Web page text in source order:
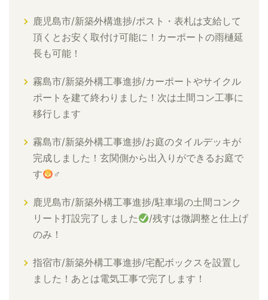
鹿児島市/新築外構進捗/ポスト・表札は支給して
頂くとお安く取付け可能に！カーポートの雨樋延
長も可能！
霧島市/新築外構工事進捗/カーポートやサイクル
ポートを建て終わりました！次は土間コン工事に
移行します
霧島市/新築外構工事進捗/お庭のタイルデッキが
完成しました！玄関側から出入りができるお庭で
す
‍♂
鹿児島市/新築外構工事進捗/駐車場の土間コンク
リート打設完了しました
/残すは微調整と仕上げ
のみ！
指宿市/新築外構工事進捗/宅配ボックスを設置し
ました！あとは電気工事で完了します！